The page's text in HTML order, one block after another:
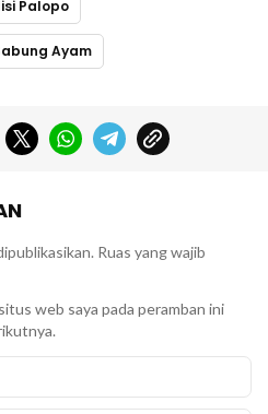
Palopo
Ayam
Ruas yang wajib
web saya pada peramban ini